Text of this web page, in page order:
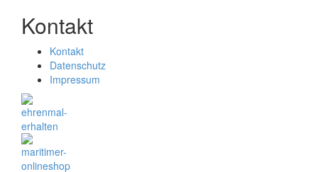
Kontakt
Kontakt
Datenschutz
Impressum